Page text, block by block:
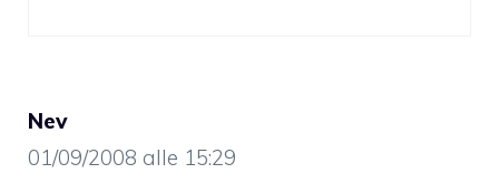
Nev
01/09/2008 alle 15:29